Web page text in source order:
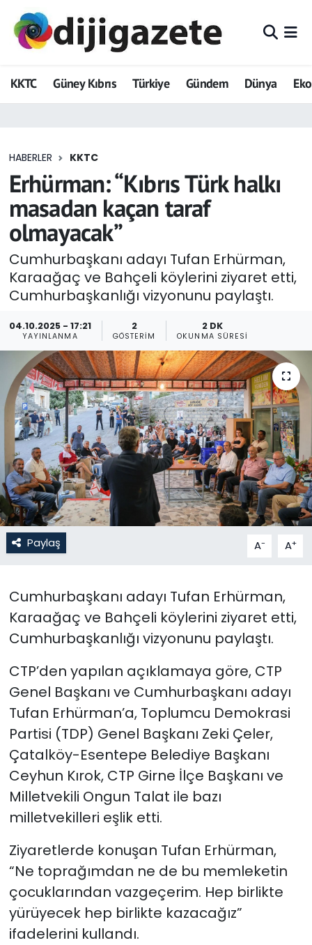
KKTC Güney Kıbrıs Türkiye Gündem Dünya
HABERLER KKTC
Erhürman: “Kıbrıs Türk halkı
masadan kaçan taraf
olmayacak”
Cumhurbaşkanı adayı Tufan Erhürman,
Karaağaç ve Bahçeli köylerini ziyaret etti,
Cumhurbaşkanlığı vizyonunu paylaştı.
04.10.2025 - 17:21
YAYINLANMA
2
GÖSTERIM
2 DK
OKUNMA SÜRESI
Paylaş A- A+
Cumhurbaşkanı adayı Tufan Erhürman,
Karaağaç ve Bahçeli köylerini ziyaret etti,
Cumhurbaşkanlığı vizyonunu paylaştı.
CTP’den yapılan açıklamaya göre, CTP
Genel Başkanı ve Cumhurbaşkanı adayı
Tufan Erhürman’a, Toplumcu Demokrasi
Partisi (TDP) Genel Başkanı Zeki Çeler,
Çatalköy-Esentepe Belediye Başkanı
Ceyhun Kırok, CTP Girne İlçe Başkanı ve
Milletvekili Ongun Talat ile bazı
milletvekilleri eşlik etti.
Ziyaretlerde konuşan Tufan Erhürman,
“Ne toprağımdan ne de bu memleketin
çocuklarından vazgeçerim. Hep birlikte
yürüyecek hep birlikte kazacağız”
ifadelerini kullandı.
ADVERTORIAL
Dijigazete
Eğitim
Ekonomi
Foto Galeri
GEZİ
Güncel
Gündem
KKTC
KKTC YEREL SEÇİM 2018
Kültür Sanat
Magazin
Moda
Nöbetçi Eczaneler
Politika
Spor
Teknoloji
TÜRKiYE
Video Galeri
Yazarlar
Hava Durumu
Trafik Durumu
Tüm Manşetler
Son Dakika Haberleri
Haber Arşivi